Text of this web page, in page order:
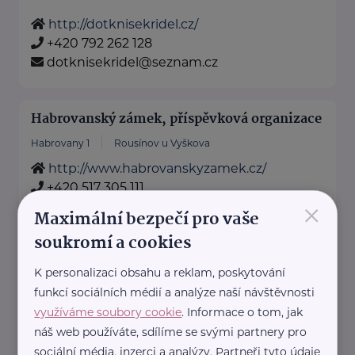
http://dotknisekridel.cz/
+420 792 262 128
dotknisekridel@seznam.cz
Habrovanský zámek, příspěvková organizace
Habrovany 1 Rousínov u Vyškova
http://www.habrovanskyzamek.cz/
+420 517 305 111
info@habrovanskyzamek.cz
Charita Vyškov
Morávkova 745/1a Vyškov
http://www.vyskov.charita.cz
+420 517 330 382
info@vyskov.charita.cz
×
Maximální bezpečí pro vaše
soukromí a cookies
K personalizaci obsahu a reklam, poskytování
funkcí sociálních médií a analýze naší návštěvnosti
využíváme soubory cookie. Informace o tom, jak
náš web používáte, sdílíme se svými partnery pro
sociální média, inzerci a analýzy. Partneři tyto údaje